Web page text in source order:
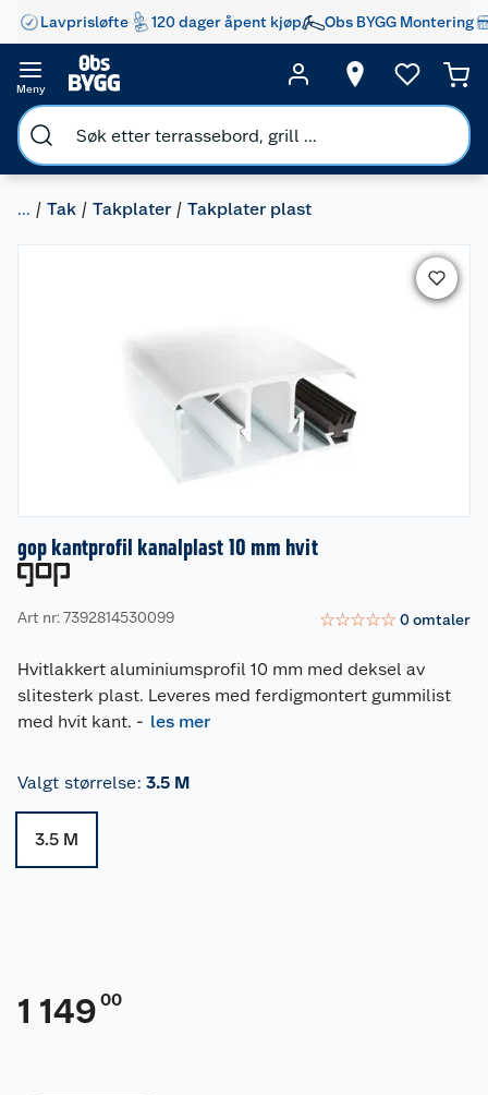
Lavprisløfte 120 dager åpent kjøp Obs BYGG Montering
Meny
... Tak Takplater Takplater plast
gop kantprofil kanalplast 10 mm hvit
Art nr: 7392814530099 ☆☆☆☆☆ 0omtaler
Hvitlakkert aluminiumsprofil 10 mm med deksel av
slitesterk plast. Leveres med ferdigmontert gummilist
med hvit kant. - les mer
Valgt størrelse: 3.5 M
3.5 M
1 149 00